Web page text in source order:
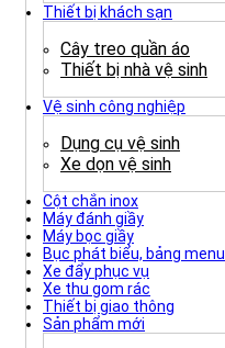
Thiết bị khách sạn
Cây treo quần áo
Thiết bị nhà vệ sinh
Vệ sinh công nghiệp
Dụng cụ vệ sinh
Xe dọn vệ sinh
Cột chắn inox
Máy đánh giầy
Máy bọc giầy
Bục phát biểu, bảng menu
Xe đẩy phục vụ
Xe thu gom rác
Thiết bị giao thông
Sản phẩm mới